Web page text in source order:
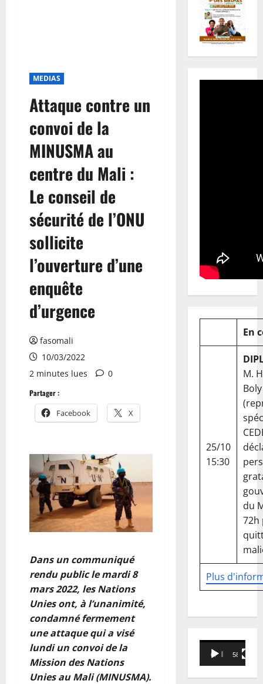
MEDIAS
Attaque contre un
convoi de la
MINUSMA au
centre du Mali :
Le conseil de
sécurité de l’ONU
sollicite
l’ouverture d’une
enquête
d’urgence
fasomali
10/03/2022
2 minutes lues
0
Partager :
Facebook X
Dans un communiqué
rendu public le mardi 8
mars 2022, les Nations
Unies ont, à l’unanimité,
condamné fermement
une attaque qui a visé
lundi un convoi de la
Mission des Nations
Unies au Mali (MINUSMA).
En
Plus
25/10
15:30
M.
Boly
du
72h
Lecteur
vidéo
00:00 58:18